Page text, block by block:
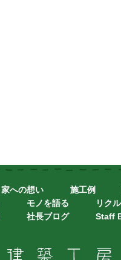
家への想い 施工例
モノを語る リク
社長ブログ Staff